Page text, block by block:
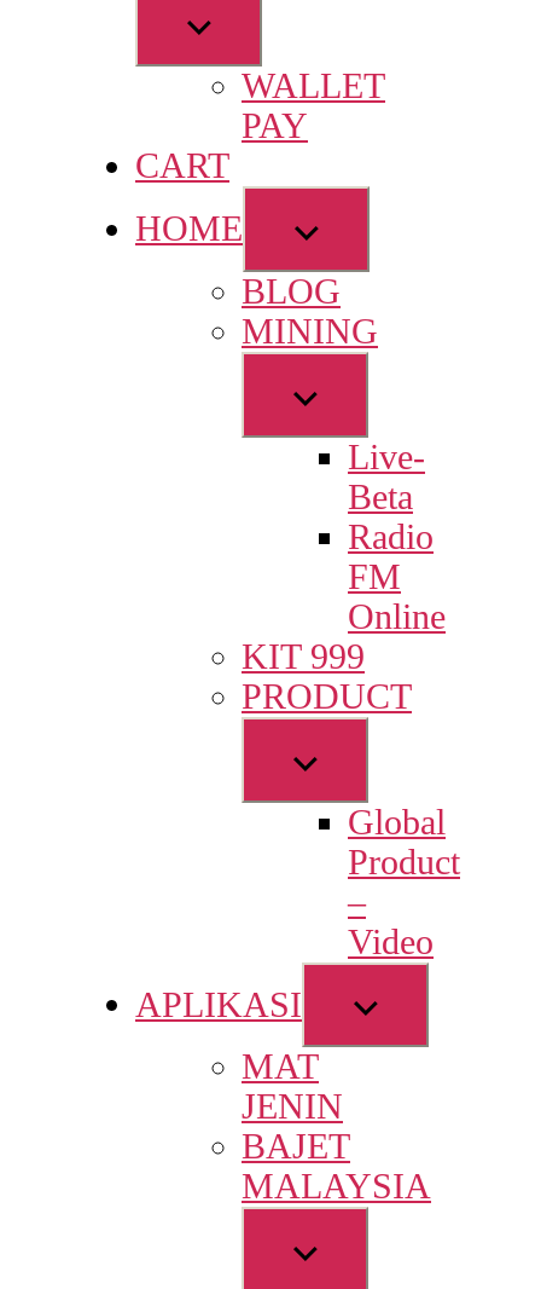
Show
sub
menuWALLET
PAY
CART
HOME
Show
sub
menu
BLOG
MINING
Show
sub
menuLive-
Beta
Radio
FM
Online
KIT 999
PRODUCT
Show
sub
menuGlobal
Product
–
Video
APLIKASI
Show
sub
MAT
JENIN
BAJET
MALAYSIA
Show